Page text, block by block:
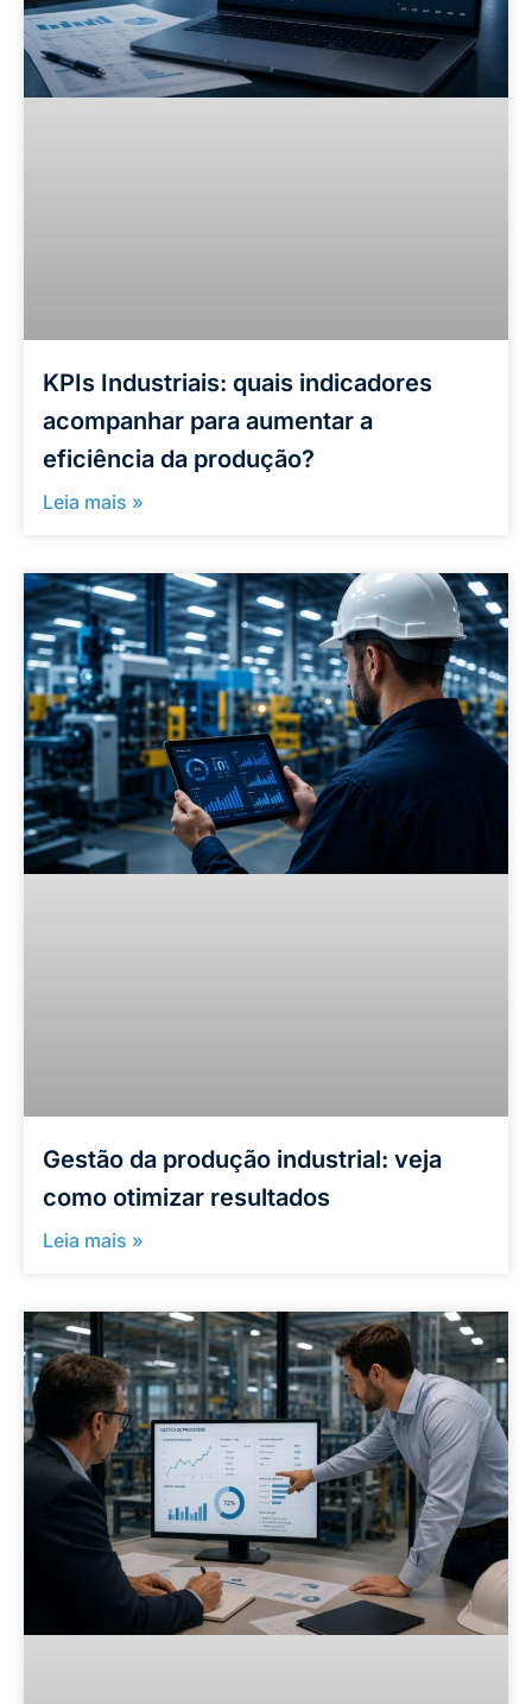
KPIs Industriais: quais indicadores
acompanhar para aumentar a
eficiência da produção?
Leia mais »
Gestão da produção industrial: veja
como otimizar resultados
Leia mais »